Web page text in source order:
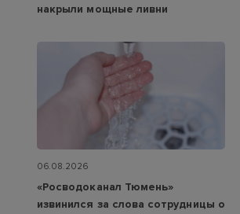
накрыли мощные ливни
06.08.2026
«Росводоканал Тюмень»
извинился за слова сотрудницы о